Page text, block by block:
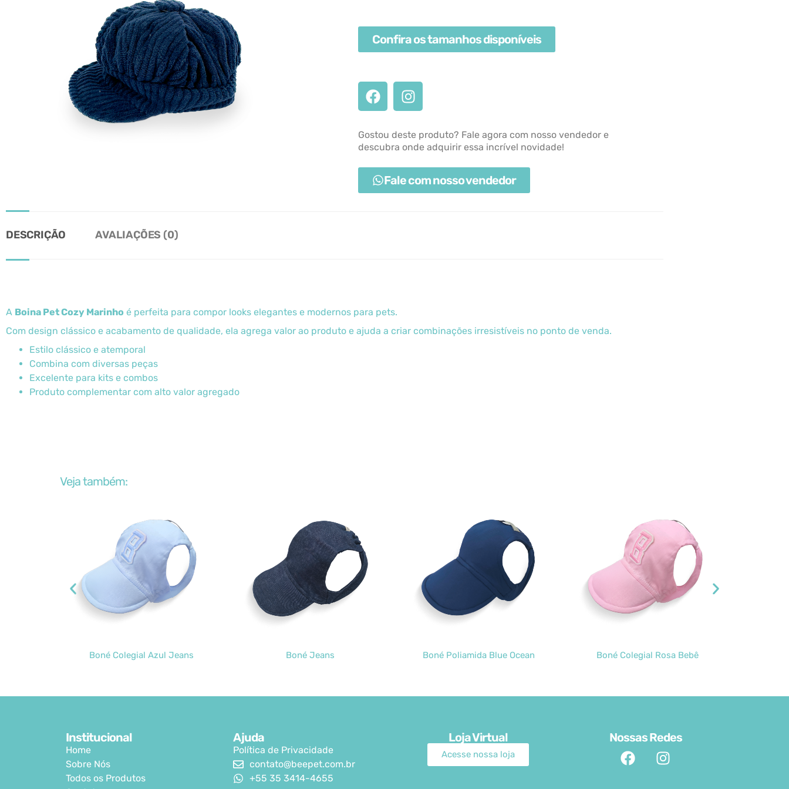
Confira os tamanhos disponíveis
Gostou deste produto? Fale agora com nosso vendedor e
descubra onde adquirir essa incrível novidade!
Fale com nosso vendedor
DESCRIÇÃO AVALIAÇÕES (0)
A Boina Pet Cozy Marinho é perfeita para compor looks elegantes e modernos para pets.
Com design clássico e acabamento de qualidade, ela agrega valor ao produto e ajuda a criar combinações irresistíveis no ponto de venda.
Estilo clássico e atemporal
Combina com diversas peças
Excelente para kits e combos
Produto complementar com alto valor agregado
Veja também:
Boné Jeans Boné Poliamida Blue Ocean Boné Colegial Rosa Bebê Boné Camuflado
Institucional
Home
Sobre Nós
Todos os Produtos
Ajuda
Política de Privacidade
contato@beepet.com.br
+55 35 3414-4655
Loja Virtual
Acesse nossa loja
Nossas Redes